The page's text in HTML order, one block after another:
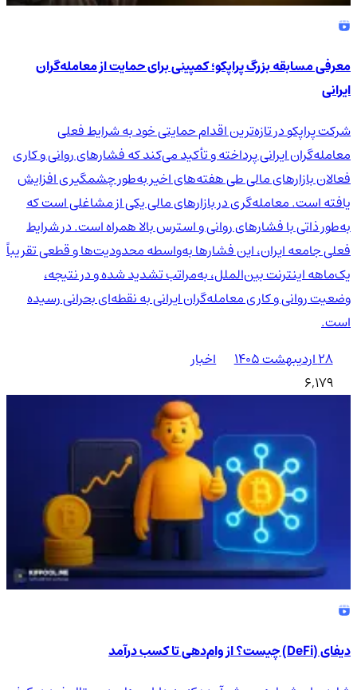
معرفی مسابقه بزرگ پراپکو؛ کمپینی برای حمایت از معامله‌گران
ایرانی
شرکت پراپکو در تازه‌ترین اقدام حمایتی خود به شرایط فعلی
معامله‌گران ایرانی پرداخته و تأکید می‌کند که فشارهای روانی و کاری
فعالان بازارهای مالی طی هفته‌های اخیر به‌طور چشمگیری افزایش
یافته است. معامله‌گری در بازارهای مالی یکی از مشاغلی است که
به‌طور ذاتی با فشارهای روانی و استرس بالا همراه است. در شرایط
فعلی جامعه ایران، این فشارها به‌واسطه محدودیت‌ها و قطعی تقریباً
یک‌ماهه اینترنت بین‌الملل، به‌مراتب تشدید شده و در نتیجه،
وضعیت روانی و کاری معامله‌گران ایرانی به نقطه‌ای بحرانی رسیده
است.
۲۸ اردیبهشت ۱۴۰۵
اخبار
6,179
دیفای (DeFi) چیست؟ از وام‌دهی تا کسب درآمد